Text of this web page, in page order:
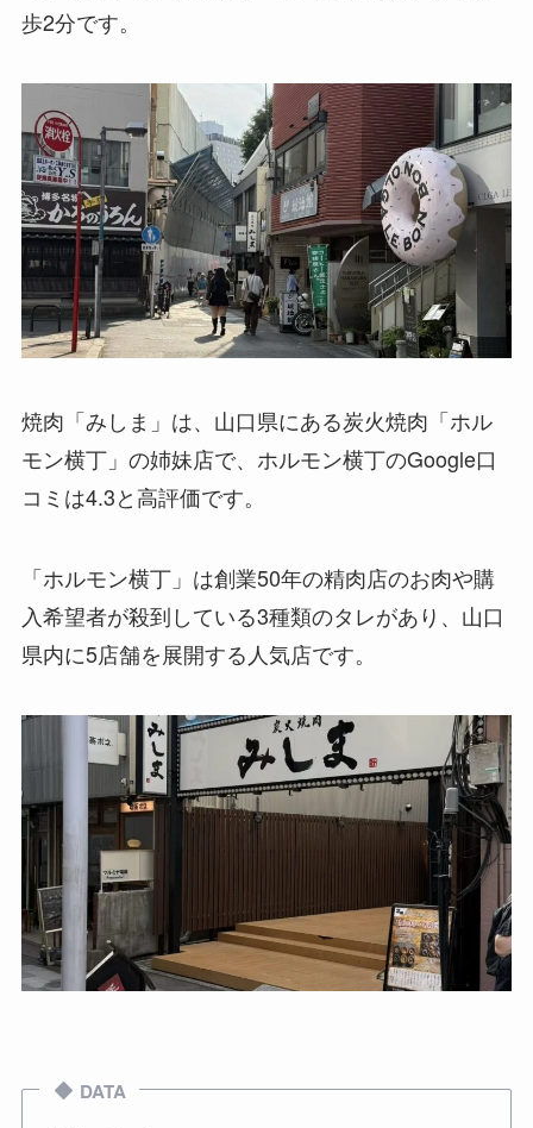
歩2分です。
焼肉「みしま」は、山口県にある炭火焼肉「ホル
モン横丁」の姉妹店で、ホルモン横丁のGoogle口
コミは4.3と高評価です。
「ホルモン横丁」は創業50年の精肉店のお肉や購
入希望者が殺到している3種類のタレがあり、山口
県内に5店舗を展開する人気店です。
DATA